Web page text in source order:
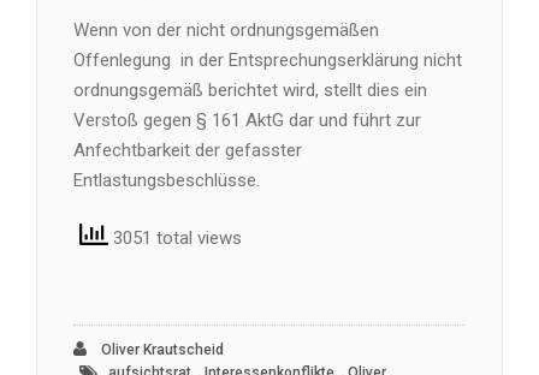
Wenn von der nicht ordnungsgemäßen
Offenlegung in der Entsprechungserklärung nicht
ordnungsgemäß berichtet wird, stellt dies ein
Verstoß gegen § 161 AktG dar und führt zur
Anfechtbarkeit der gefasster
Entlastungsbeschlüsse.
3051 total views
Oliver Krautscheid